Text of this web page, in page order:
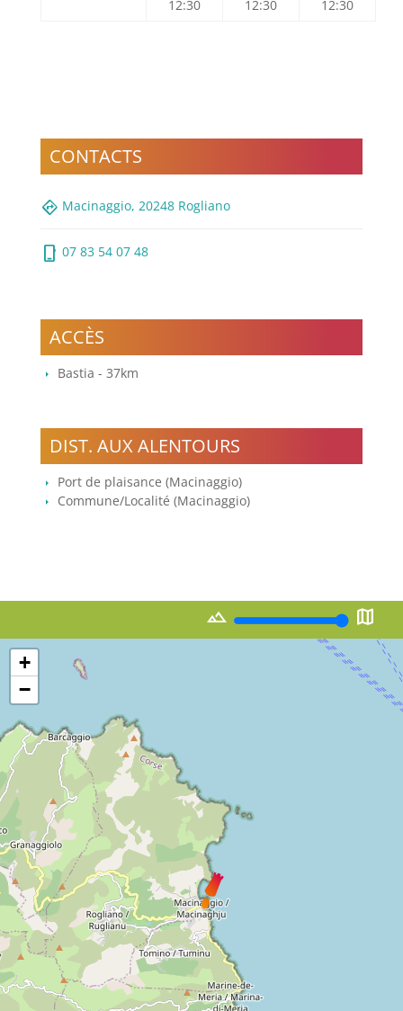
12:30 12:30 12:30
CONTACTS
directions Macinaggio, 20248 Rogliano
phone_iphone 07 83 54 07 48
ACCÈS
Bastia - 37km
DIST. AUX ALENTOURS
Port de plaisance (Macinaggio)
Commune/Localité (Macinaggio)
landscape map
+
−